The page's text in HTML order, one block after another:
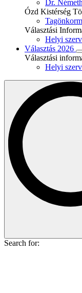
Dr.
Ózd Kistérség
Választási
Helyi
Választás 2026
Választási
Helyi
Search for: